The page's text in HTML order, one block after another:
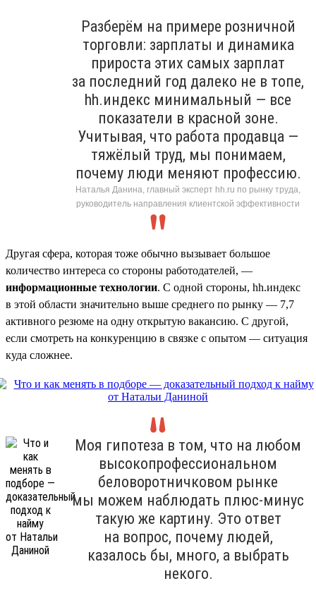
Разберём на примере розничной
торговли: зарплаты и динамика
прироста этих самых зарплат
за последний год далеко не в топе,
hh.индекс минимальный — все
показатели в красной зоне.
Учитывая, что работа продавца —
тяжёлый труд, мы понимаем,
почему люди меняют профессию.
Наталья Данина, главный эксперт hh.ru по рынку труда,
руководитель направления клиентской эффективности
Другая сфера, которая тоже обычно вызывает большое
количество интереса со стороны работодателей, —
информационные технологии. С одной стороны, hh.индекс
в этой области значительно выше среднего по рынку — 7,7
активного резюме на одну открытую вакансию. С другой,
если смотреть на конкуренцию в связке с опытом — ситуация
куда сложнее.
Моя гипотеза в том, что на любом
высокопрофессиональном
беловоротничковом рынке
мы можем наблюдать плюс-минус
такую же картину. Это ответ
на вопрос, почему людей,
казалось бы, много, а выбрать
некого.